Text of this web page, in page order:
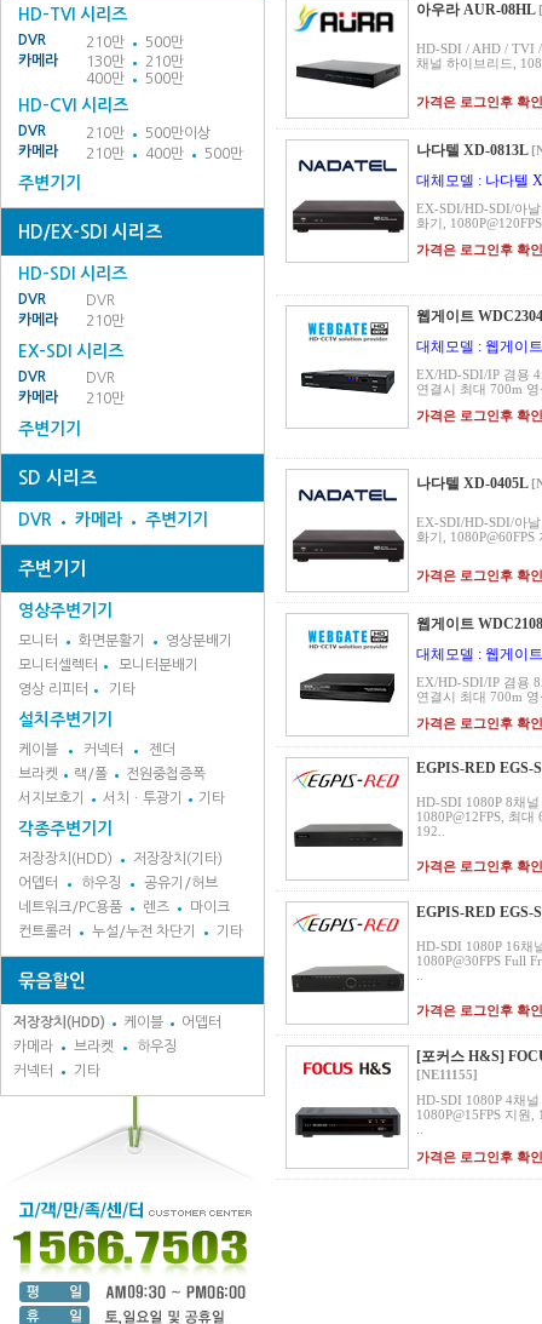
HD-TVI 시리즈
DVR 210만
500만
카메라
130만
210만
400만
500만
HD-CVI 시리즈
DVR 210만
500만이상
카메라
210만 400만 500만
주변기기
HD/EX-SDI 시리즈
HD-SDI 시리즈
DVR
DVR
카메라
210만
EX-SDI 시리즈
DVR
DVR
카메라
210만
주변기기
SD 시리즈
DVR 카메라 주변기기
주변기기
영상주변기기
모니터 화면분활기
영상분배기
모니터셀렉터
모니터분배기
영상 리피터
기타
설치주변기기
케이블 커넥터
젠더
브라켓
랙/폴
전원중첩증폭
서지보호기
서치ㆍ투광기 기타
각종주변기기
저장장치(HDD)
저장장치(기타)
어뎁터
하우징
공유기/허브
네트워크/PC용품
렌즈
마이크
컨트롤러
누설/누전 차단기 기타
묶음할인
저장장치(HDD) 케이블
어뎁터
카메라
브라켓
하우징
커넥터
기타
아우라 AUR-08HL
HD-SDI / AHD / TVI
채널 하이브리드,
가격은 로그인후 확인
나다텔 XD-0813L
대체모델 : 나다텔
EX-SDI/HD-SDI/아
화기,
가격은 로그인후 확인
웹게이트
대체모델 : 웹게이
EX/HD-SDI/IP 겸용
연결시 최대 700m
가격은 로그인후 확인
나다텔 XD-0405L
EX-SDI/HD-SDI/아
화기,
가격은 로그인후 확인
웹게이트
대체모델 : 웹게이
EX/HD-SDI/IP 겸용
연결시 최대 700m
가격은 로그인후 확인
EGPIS-RED EGS-
HD-SDI 1080P 8채
1080P@12FPS, 최
192..
가격은 로그인후 확인
EGPIS-RED EGS-
HD-SDI 1080P 16채
1080P@30FPS Full
가격은 로그인후 확인
[포커스 H&S]
[NE11155]
HD-SDI 1080P 4채
1080P@15FPS 지원
가격은 로그인후 확인